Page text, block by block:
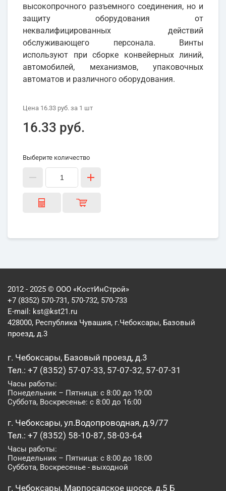
высокопрочного разъемного соединения, но и
защиту оборудования от
неквалифицированных действий
обслуживающего персонала. Винты
используют при сборке конвейерных линий,
автомобилей, механизмов, упаковочных
автоматов и различного оборудования.
Цена 16.33 руб. за 1 шт
16.33 руб.
Выберите количество
2012 - 2025 © ООО «КостИнСтрой»
+7 (8352) 570-731, 570-732, 570-733
E-mail: kst@kst21.ru
428000, Республика Чувашия, г.Чебоксары, Базовый
проезд, д.3
г. Чебоксары, Базовый проезд, д.3
Тел.: +7 (8352) 57-07-33, 57-07-32, 57-07-31
Часы работы:
Понедельник – Пятница: с 8:00 до 19:00
Суббота, Воскресенье: с 8:00 до 16:00
г. Чебоксары, ул.Водопроводная, д.9/77
Тел.: +7 (8352) 58-10-87, 58-03-64
Часы работы:
Понедельник – Пятница: с 8:00 до 18:00
Суббота, Воскресенье - выходной
г. Чебоксары, Марпосадское шоссе, д.5 Б